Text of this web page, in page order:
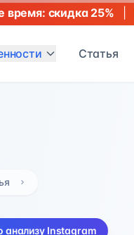
время: скидка 25%
Статья
анализу Instagram